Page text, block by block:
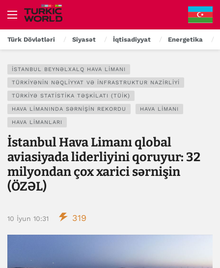
Türk Dövlətləri Siyasət İqtisadiyyat Energetika
İSTANBUL BEYNƏLXALQ HAVA LIMANI
TÜRKIYƏNIN NƏQLIYYAT VƏ İNFRASTRUKTUR NAZIRLIYI
TÜRKIYƏ STATISTIKA TƏŞKILATI (TÜİK)
HAVA LIMANINDA SƏRNIŞIN REKORDU HAVA LIMANI
HAVA LIMANLARI
İstanbul Hava Limanı qlobal
aviasiyada liderliyini qoruyur: 32
milyondan çox xarici sərnişin
(ÖZƏL)
10 İyun 10:31 319